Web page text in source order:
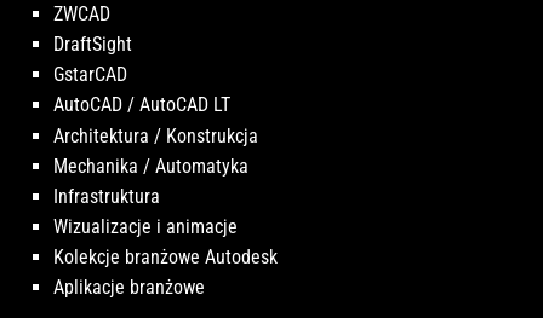
ZWCAD
DraftSight
GstarCAD
AutoCAD / AutoCAD LT
Architektura / Konstrukcja
Mechanika / Automatyka
Infrastruktura
Wizualizacje i animacje
Kolekcje branżowe Autodesk
Aplikacje branżowe